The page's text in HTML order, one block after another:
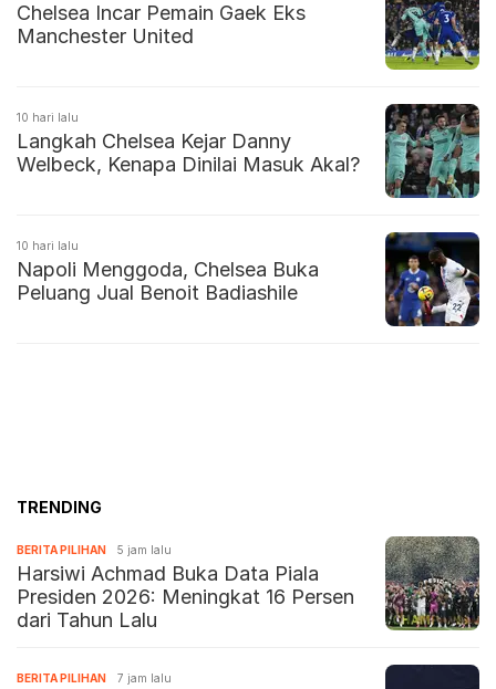
Chelsea Incar Pemain Gaek Eks
Manchester United
10 hari lalu
Langkah Chelsea Kejar Danny
Welbeck, Kenapa Dinilai Masuk Akal?
10 hari lalu
Napoli Menggoda, Chelsea Buka
Peluang Jual Benoit Badiashile
TRENDING
BERITA PILIHAN 5 jam lalu
Harsiwi Achmad Buka Data Piala
Presiden 2026: Meningkat 16 Persen
dari Tahun Lalu
BERITA PILIHAN 7 jam lalu